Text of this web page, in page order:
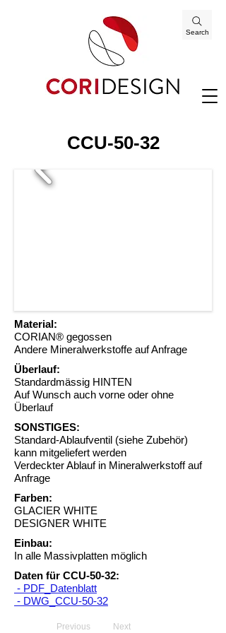
Search
CCU-50-32
Material:
CORIAN® gegossen
Andere Mineralwerkstoffe auf Anfrage
Überlauf:
Standardmässig HINTEN
Auf Wunsch auch vorne oder ohne
Überlauf
SONSTIGES:
Standard-Ablaufventil (siehe Zubehör)
kann mitgeliefert werden
Verdeckter Ablauf in Mineralwerkstoff auf
Anfrage
Farben:
GLACIER WHITE
DESIGNER WHITE
Einbau:
In alle Massivplatten möglich
Daten für CCU-50-32:
- PDF_Datenblatt
- DWG_CCU-50-32
Previous Next